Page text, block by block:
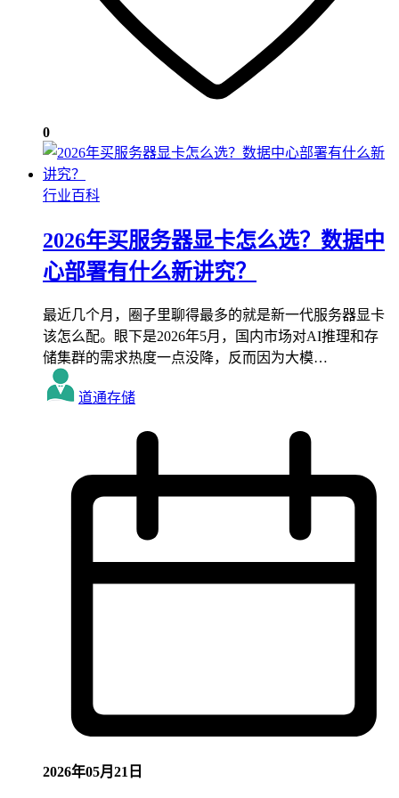
0
行业百科
2026年买服务器显卡怎么选？数据中
心部署有什么新讲究？
最近几个月，圈子里聊得最多的就是新一代服务器显卡
该怎么配。眼下是2026年5月，国内市场对AI推理和存
储集群的需求热度一点没降，反而因为大模…
道通存储
2026年05月21日